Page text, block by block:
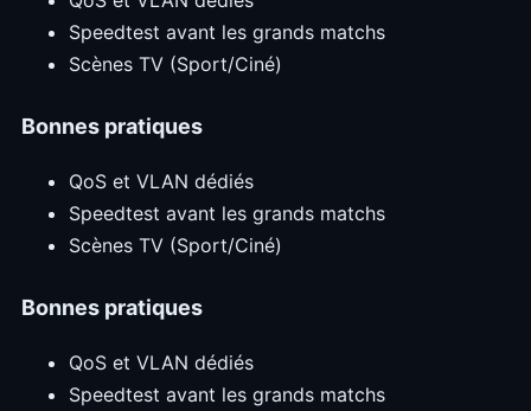
Speedtest avant les grands matchs
Scènes TV (Sport/Ciné)
Bonnes pratiques
QoS et VLAN dédiés
Speedtest avant les grands matchs
Scènes TV (Sport/Ciné)
Bonnes pratiques
QoS et VLAN dédiés
Speedtest avant les grands matchs